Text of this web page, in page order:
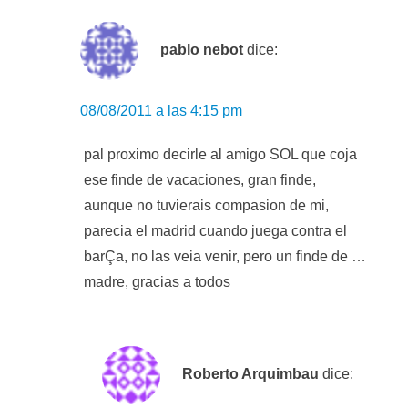
pablo nebot dice:
08/08/2011 a las 4:15 pm
pal proximo decirle al amigo SOL que coja
ese finde de vacaciones, gran finde,
aunque no tuvierais compasion de mi,
parecia el madrid cuando juega contra el
barÇa, no las veia venir, pero un finde de …
madre, gracias a todos
Roberto Arquimbau dice: